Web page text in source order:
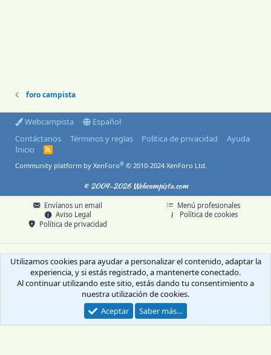
foro campista
Webcampista
Español
Contáctanos
Términos y reglas Política de privacidad
Ayuda
Inicio
R
S
Community platform by XenForo® © 2010-2024 XenForo Ltd.
© 2004-2026 Webcampista.com
Envíanos un email
Aviso Legal
Política de privacidad
Menú profesionales
Política de cookies
Utilizamos cookies para ayudar a personalizar el contenido, adaptar la
experiencia, y si estás registrado, a mantenerte conectado.
Al continuar utilizando este sitio, estás dando tu consentimiento a
nuestra utilización de cookies.
Aceptar
Saber más…